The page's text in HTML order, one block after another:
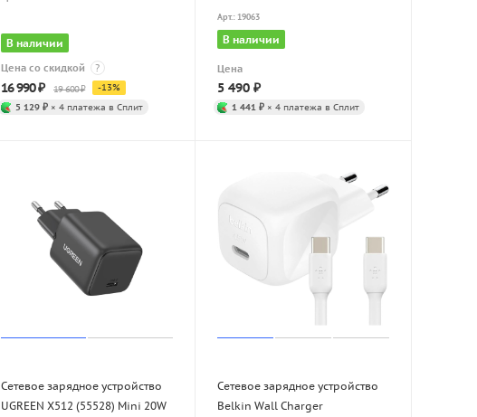
В наличии
Цена со скидкой ?
16 990₽ 19 600₽ -13%
5 129 ₽× 4 платежа в Сплит
Арт.: 19063
В наличии
Цена
5 490₽
1 441 ₽× 4 платежа в Сплит
Сетевое зарядное устройство
UGREEN X512 (55528) Mini 20W
Сетевое зарядное устройство
Belkin Wall Charger